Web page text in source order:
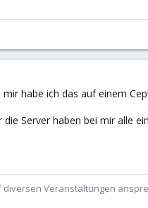
habe ich das auf einem
Server haben bei mir alle
diversen Veranstaltungen